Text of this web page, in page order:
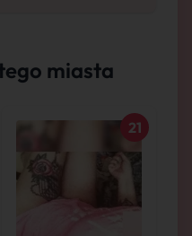
miasta
21